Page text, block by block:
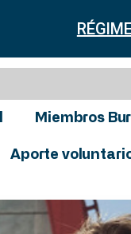
Miembros
Aporte